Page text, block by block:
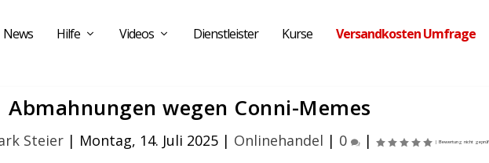
News Hilfe Videos Dienstleister Kurse Versandkosten Umfrage
Abmahnungen wegen Conni-Memes
Steier| Montag, 14. Juli 2025| Onlinehandel | 0 |